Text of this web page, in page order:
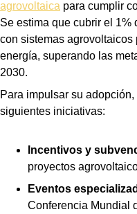
agrovoltaica para cumplir
Se estima que cubrir el
con sistemas
energía, superando las
2030.
Para impulsar su
siguientes iniciativas:
Incentivos y
proyectos
Eventos
Conferencia Mundial